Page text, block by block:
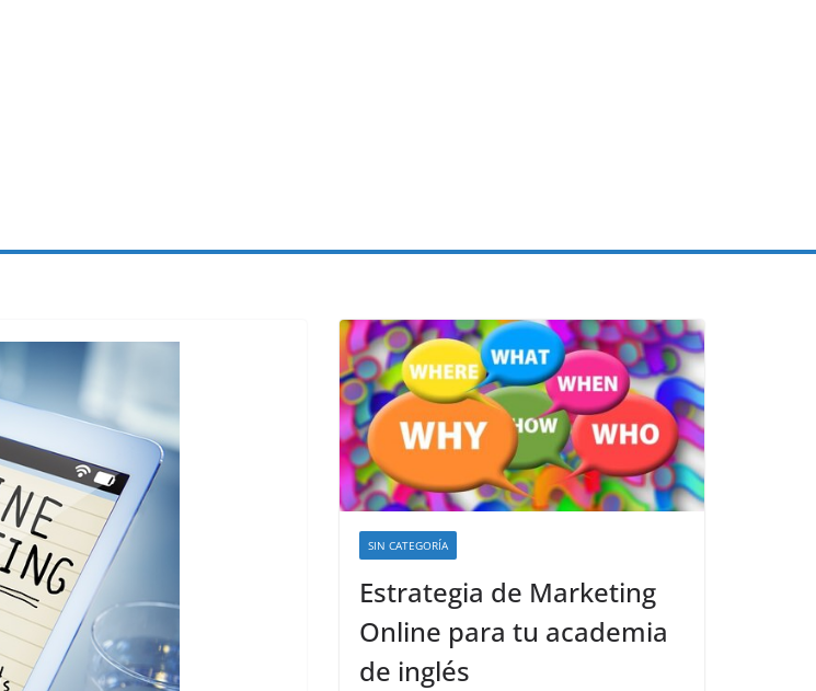
SIN CATEGORÍA
Estrategia de Marketing
Online para tu academia
de inglés